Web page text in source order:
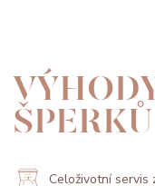
Celoživotní servis